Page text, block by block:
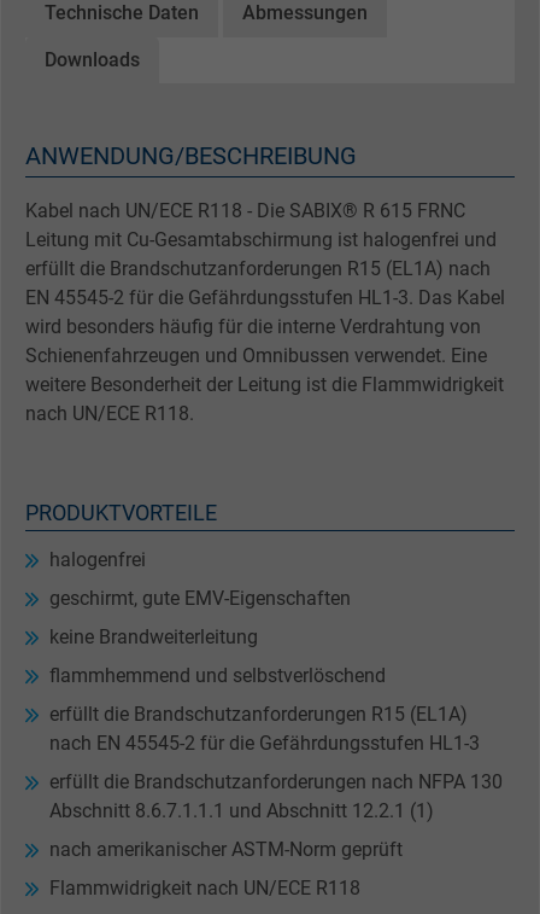
Technische Daten Abmessungen
Downloads
ANWENDUNG/BESCHREIBUNG
Kabel nach UN/ECE R118 - Die SABIX® R 615 FRNC
Leitung mit Cu-Gesamtabschirmung ist halogenfrei und
erfüllt die Brandschutzanforderungen R15 (EL1A) nach
EN 45545-2 für die Gefährdungsstufen HL1-3. Das Kabel
wird besonders häufig für die interne Verdrahtung von
Schienenfahrzeugen und Omnibussen verwendet. Eine
weitere Besonderheit der Leitung ist die Flammwidrigkeit
nach UN/ECE R118.
PRODUKTVORTEILE
halogenfrei
geschirmt, gute EMV-Eigenschaften
keine Brandweiterleitung
flammhemmend und selbstverlöschend
erfüllt die Brandschutzanforderungen R15 (EL1A)
nach EN 45545-2 für die Gefährdungsstufen HL1-3
erfüllt die Brandschutzanforderungen nach NFPA 130
Abschnitt 8.6.7.1.1.1 und Abschnitt 12.2.1 (1)
nach amerikanischer ASTM-Norm geprüft
Flammwidrigkeit nach UN/ECE R118